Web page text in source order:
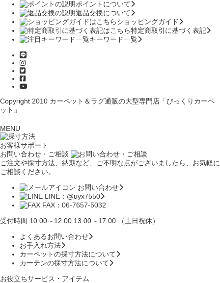
ポイントについて
返品交換について
ショッピングガイド
特定商取引に基づく表記
キーワード一覧
Copyright 2010 カーペット＆ラグ通販の大型専門店「びっくりカーペ
ット」
MENU
お客様サポート
お問い合わせ・ご相談
ご注文や採寸方法、納期など、ご不明な点がございましたら、お気軽に
ご相談ください。
お問い合わせ
LINE：@uyx7550
FAX：06-7657-5032
受付時間 10:00～12:00 13:00～17:00 （土日祝休）
よくあるお問い合わせ
お手入れ方法
カーペットの採寸方法について
カーテンの採寸方法について
お役立ちサービス・アイテム